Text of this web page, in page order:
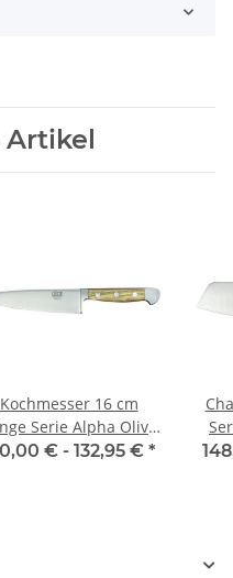
Kochmesser 16 cm
Serie Alpha Olive
von Güde
€ - 132,95 € *